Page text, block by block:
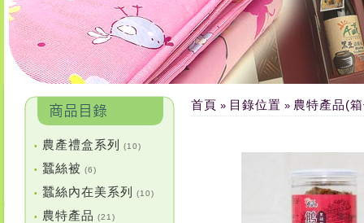
• 農產禮盒系列 (10)
• 蠶絲被 (6)
• 蠶絲內在美系列 (10)
• 農特產品 (21)
首頁 » 目錄位置 » 農特產品(